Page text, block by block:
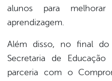
alunos para
aprendizagem.
Além disso, no final do
Secretaria de
parceria com o